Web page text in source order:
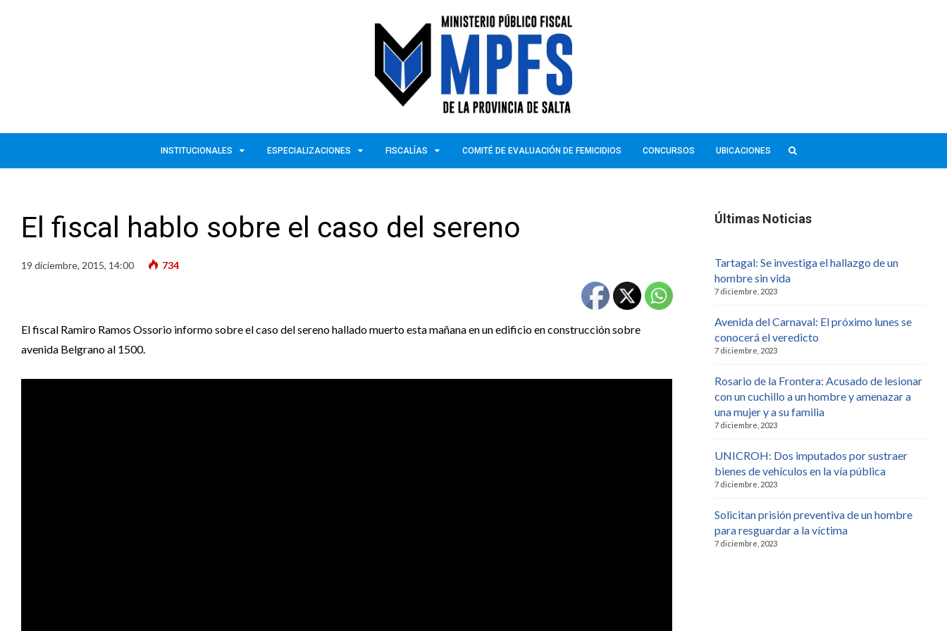
INSTITUCIONALES ESPECIALIZACIONES FISCALÍAS COMITÉ DE EVALUACIÓN DE FEMICIDIOS CONCURSOS UBICACIONES
El fiscal hablo sobre el caso del sereno
19 diciembre, 2015, 14:00 734
El fiscal Ramiro Ramos Ossorio informo sobre el caso del sereno hallado muerto esta mañana en un edificio en construcción sobre
avenida Belgrano al 1500.
Últimas Noticias
Tartagal: Se investiga el hallazgo de un
hombre sin vida
7 diciembre, 2023
Avenida del Carnaval: El próximo lunes se
conocerá el veredicto
7 diciembre, 2023
Rosario de la Frontera: Acusado de lesionar
con un cuchillo a un hombre y amenazar a
una mujer y a su familia
7 diciembre, 2023
UNICROH: Dos imputados por sustraer
bienes de vehículos en la vía pública
7 diciembre, 2023
Solicitan prisión preventiva de un hombre
para resguardar a la víctima
7 diciembre, 2023